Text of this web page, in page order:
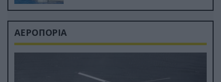
ΑΕΡΟΠΟΡΙΑ